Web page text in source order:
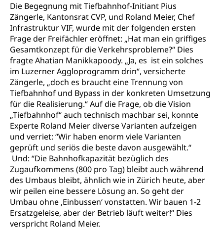
Die Begegnung mit Tiefbahnhof-Initiant Pius
Zängerle, Kantonsrat CVP, und Roland Meier, Chef
Infrastruktur VIF, wurde mit der folgenden ersten
Frage der Freifächler eröffnet: „Hat man ein griffiges
Gesamtkonzept für die Verkehrsprobleme?“ Dies
fragte Ahatian Manikkapoody. „Ja, es ist ein solches
im Luzerner Aggloprogramm drin“, versicherte
Zängerle, „doch es braucht eine Trennung von
Tiefbahnhof und Bypass in der konkreten Umsetzung
für die Realisierung.“ Auf die Frage, ob die Vision
„Tiefbahnhof“ auch technisch machbar sei, konnte
Experte Roland Meier diverse Varianten aufzeigen
und verriet: “Wir haben enorm viele Varianten
geprüft und seriös die beste davon ausgewählt.“
Und: “Die Bahnhofkapazität bezüglich des
Zugaufkommens (800 pro Tag) bleibt auch während
des Umbaus bleibt, ähnlich wie in Zürich heute, aber
wir peilen eine bessere Lösung an. So geht der
Umbau ohne ‚Einbussen‘ vonstatten. Wir bauen 1-2
Ersatzgeleise, aber der Betrieb läuft weiter!“ Dies
verspricht Roland Meier.
(fabia)
Schutz vor Diskriminierung
Strafrecht, Strafrechtspflege, Gerichtsverfahren,
Strafregistereintrag, Strafregisterauszug,
Kriminalität
Strafverfahren Staatsanwaltschaft
Strafregisterauszug bestellen (EJPD)
Vormundschaft
Vormund, Amtsvormund, Mündel,
Vormundschaftsbehörde, Kindesschutz,
Jugendschutz
Kindes- und Erwachsenenschutz KESB
Kindes- und Erwachsenenschutzbehörden im
Kanton Luzern
Umwelt und Bauen
Abfall
Abfallentsorgung, Kehrichtabfuhr, Müllabfuhr
Abfall und Entsorgung
Gemeindeverbände für Abfallentsorgung
Boden, Natur und Landschaft
Bodenschutz, Landschaftsschutz, Gewässerschutz,
Naturschutz, Umweltschutz